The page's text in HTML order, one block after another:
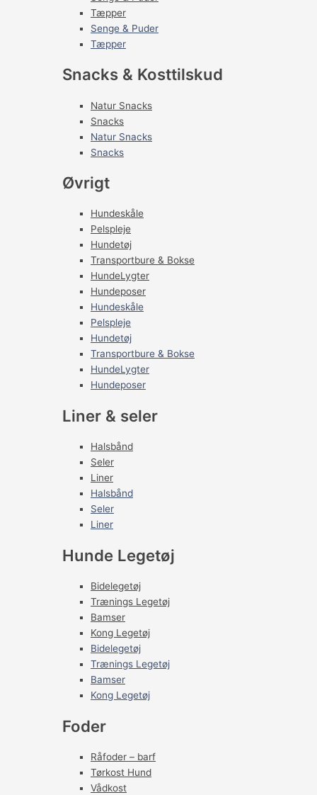
Tæpper
Senge & Puder
Tæpper
Snacks & Kosttilskud
Natur Snacks
Snacks
Natur Snacks
Snacks
Øvrigt
Hundeskåle
Pelspleje
Hundetøj
Transportbure & Bokse
HundeLygter
Hundeposer
Hundeskåle
Pelspleje
Hundetøj
Transportbure & Bokse
HundeLygter
Hundeposer
Liner & seler
Halsbånd
Seler
Liner
Halsbånd
Seler
Liner
Hunde Legetøj
Bidelegetøj
Trænings Legetøj
Bamser
Kong Legetøj
Bidelegetøj
Trænings Legetøj
Bamser
Kong Legetøj
Foder
Råfoder – barf
Tørkost Hund
Vådkost